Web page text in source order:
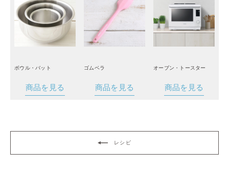
ボウル・バット
商品を見る
ゴムベラ
商品を見る
オーブン・トースター
商品を見る
レシピ